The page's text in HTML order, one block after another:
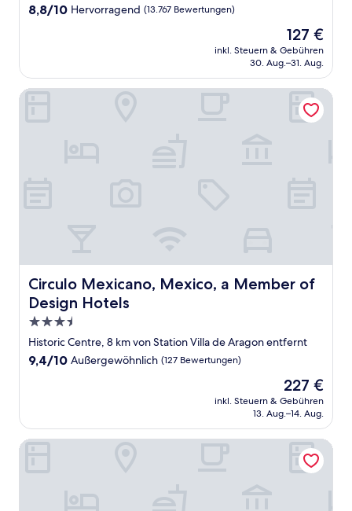
8.8
Bewertungen)
8,8/10 Hervorragend (13.767 Bewertungen)
Der
Preis
beträgt
127 €
inkl. Steuern & Gebühren
30. Aug.–31. Aug.
Circulo Mexicano, Mexico, a Member of
Design Hotels
Circulo Mexicano, Mexico, a Member of Design Hotels
3.5-
Sterne-
Unterkunft
Historic Centre, 8 km von Station Villa de Aragon entfernt
9.4
Bewertungen)
9,4/10 Außergewöhnlich (127 Bewertungen)
Der
Preis
beträgt
227 €
inkl. Steuern & Gebühren
13. Aug.–14. Aug.
Circulo Mexicano, Mexico, a Member of Design Hotels
Hotel Templo Mayor